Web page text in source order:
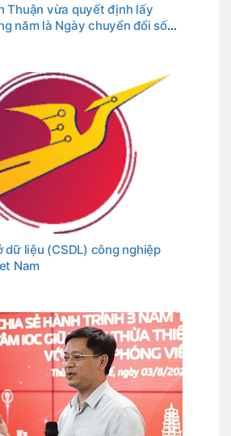
Thuận vừa quyết định lấy
năm là Ngày chuyển đổi số
ngày Thủ tướng Chính phủ
dữ liệu (CSDL) công nghiệp
Nam